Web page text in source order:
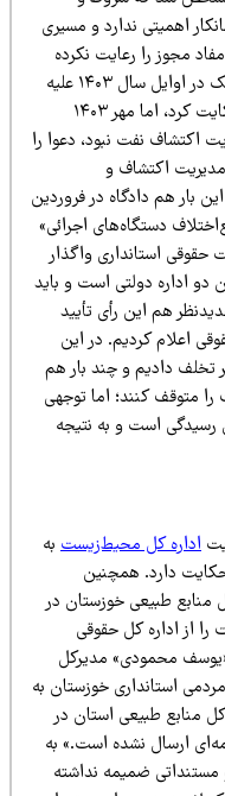
ندارد و مسیری
را رعایت نکرده
است. به همین دلیل منابع طبیعی اندیمشک در اوایل سال ۱۴۰۳ علیه
پیمانکار به دادگاه بخش الوار گرمسیری شکایت کرد، اما مهر ۱۴۰۳
نفت نبود، دعوا را
مدیریت اکتشاف و
هم دادگاه در فروردین
دستگاه‌های اجرائی»
استانداری واگذار
دولتی است و باید
این رأی تأیید
کردیم. در این
و چند بار هم
کنند؛ اما توجهی
است و به نتیجه
کل محیط‌زیستبه
دارد. همچنین
طبیعی خوزستان در
کل حقوقی
محمودی» مدیرکل
خوزستان به
طبیعی استان در
نامه‌ای ارسال نشده است.» به
ضمیمه نداشته